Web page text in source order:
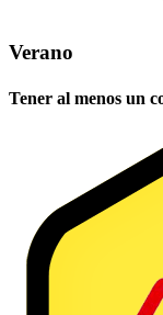
Verano
Tener al menos un